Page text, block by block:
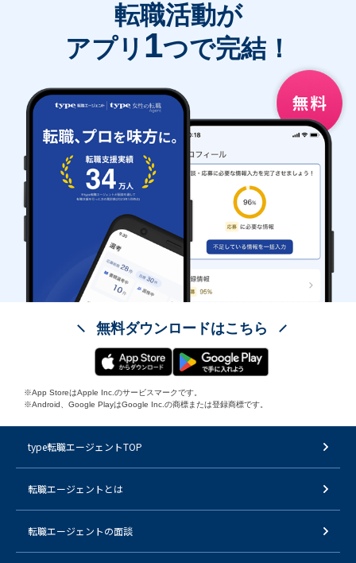
転職活動が
アプリ 1つで完結！
無料ダウンロードはこちら
※App StoreはApple Inc.のサービスマークです。
※Android、Google PlayはGoogle Inc.の商標または登録商標です。
type転職エージェントTOP
転職エージェントとは
転職エージェントの面談